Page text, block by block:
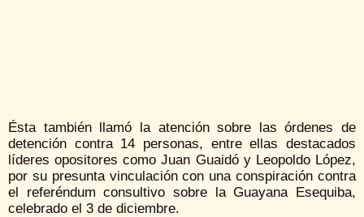
Ésta también llamó la atención sobre las órdenes de
detención contra 14 personas, entre ellas destacados
líderes opositores como Juan Guaidó y Leopoldo López,
por su presunta vinculación con una conspiración contra
el referéndum consultivo sobre la Guayana Esequiba,
celebrado el 3 de diciembre.